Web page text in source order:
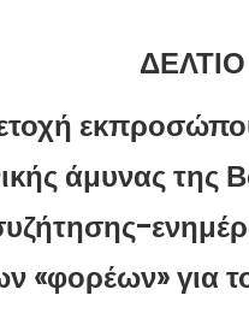
άμυνας της
«φορέων» για